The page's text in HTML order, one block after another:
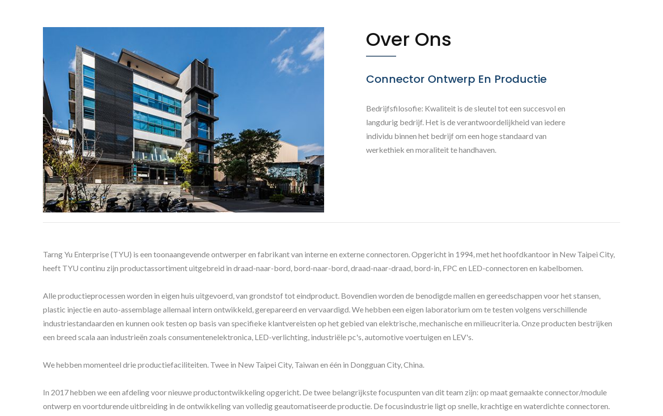
Over Ons
Connector Ontwerp En Productie
Bedrijfsfilosofie: Kwaliteit is de sleutel tot een succesvol en
langdurig bedrijf. Het is de verantwoordelijkheid van iedere
individu binnen het bedrijf om een hoge standaard van
werkethiek en moraliteit te handhaven.
Tarng Yu Enterprise (TYU) is een toonaangevende ontwerper en fabrikant van interne en externe connectoren. Opgericht in 1994, met het hoofdkantoor in New Taipei City,
heeft TYU continu zijn productassortiment uitgebreid in draad-naar-bord, bord-naar-bord, draad-naar-draad, bord-in, FPC en LED-connectoren en kabelbomen.
Alle productieprocessen worden in eigen huis uitgevoerd, van grondstof tot eindproduct. Bovendien worden de benodigde mallen en gereedschappen voor het stansen,
plastic injectie en auto-assemblage allemaal intern ontwikkeld, gerepareerd en vervaardigd. We hebben een eigen laboratorium om te testen volgens verschillende
industriestandaarden en kunnen ook testen op basis van specifieke klantvereisten op het gebied van elektrische, mechanische en milieucriteria. Onze producten bestrijken
een breed scala aan industrieën zoals consumentenelektronica, LED-verlichting, industriële pc's, automotive voertuigen en LEV's.
We hebben momenteel drie productiefaciliteiten. Twee in New Taipei City, Taiwan en één in Dongguan City, China.
In 2017 hebben we een afdeling voor nieuwe productontwikkeling opgericht. De twee belangrijkste focuspunten van dit team zijn: op maat gemaakte connector/module
ontwerp en voortdurende uitbreiding in de ontwikkeling van volledig geautomatiseerde productie. De focusindustrie ligt op snelle, krachtige en waterdichte connectoren.